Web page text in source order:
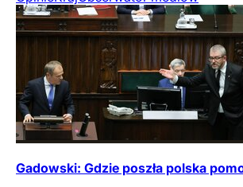
Gadowski: Gdzie poszła polska